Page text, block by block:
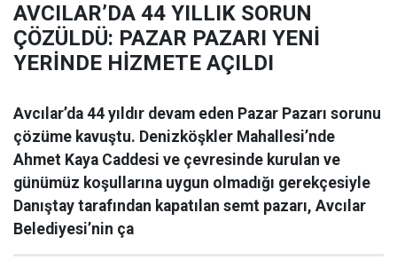
AVCILAR’DA 44 YILLIK SORUN
ÇÖZÜLDÜ: PAZAR PAZARI YENİ
YERİNDE HİZMETE AÇILDI
Avcılar’da 44 yıldır devam eden Pazar Pazarı sorunu
çözüme kavuştu. Denizköşkler Mahallesi’nde
Ahmet Kaya Caddesi ve çevresinde kurulan ve
günümüz koşullarına uygun olmadığı gerekçesiyle
Danıştay tarafından kapatılan semt pazarı, Avcılar
Belediyesi’nin ça